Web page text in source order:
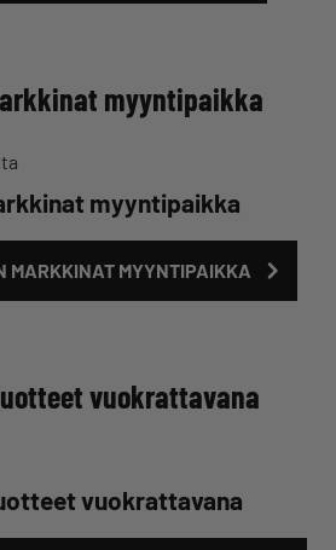
myyntipaikka
myyntipaikka
MARKKINAT MYYNTIPAIKKA
vuokrattavana
vuokrattavana